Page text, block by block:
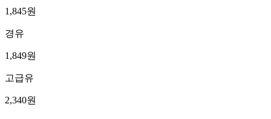
1,845원
경유
1,849원
고급유
2,340원